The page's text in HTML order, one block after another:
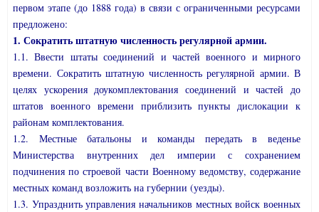
первом этапе (до 1888 года) в связи с ограниченными ресурсами
предложено:
1. Сократить штатную численность регулярной армии.
1.1. Ввести штаты соединений и частей военного и мирного
времени. Сократить штатную численность регулярной армии. В
целях ускорения доукомплектования соединений и частей до
штатов военного времени приблизить пункты дислокации к
районам комплектования.
1.2. Местные батальоны и команды передать в веденье
Министерства внутренних дел империи с сохранением
подчинения по строевой части Военному ведомству, содержание
местных команд возложить на губернии (уезды).
1.3. Упразднить управления начальников местных войск военных